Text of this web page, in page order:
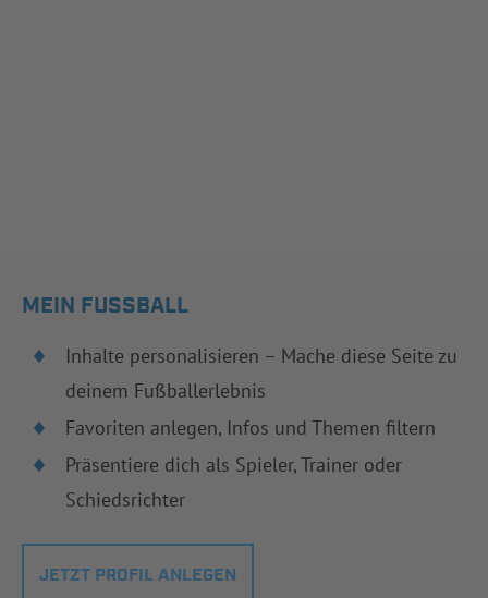
MEIN FUSSBALL
Inhalte personalisieren – Mache diese Seite zu
deinem Fußballerlebnis
Favoriten anlegen, Infos und Themen filtern
Präsentiere dich als Spieler, Trainer oder
Schiedsrichter
JETZT PROFIL ANLEGEN